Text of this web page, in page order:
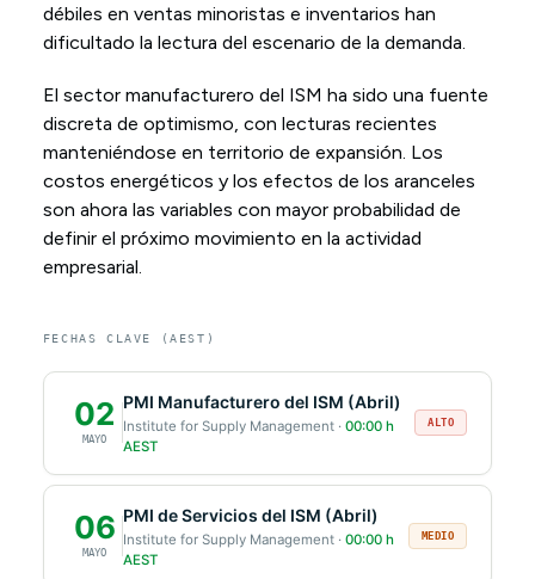
débiles en ventas minoristas e inventarios han
dificultado la lectura del escenario de la demanda.
El sector manufacturero del ISM ha sido una fuente
discreta de optimismo, con lecturas recientes
manteniéndose en territorio de expansión. Los
costos energéticos y los efectos de los aranceles
son ahora las variables con mayor probabilidad de
definir el próximo movimiento en la actividad
empresarial.
FECHAS CLAVE (AEST)
02
MAYO
PMI Manufacturero del ISM (Abril)
Institute for Supply Management · 00:00 h
AEST
ALTO
06
MAYO
PMI de Servicios del ISM (Abril)
Institute for Supply Management · 00:00 h
AEST
MEDIO